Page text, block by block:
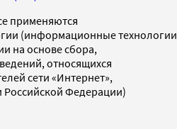
применяются
(информационные технологии
на основе сбора,
относящихся
сети «Интернет»,
Российской Федерации)